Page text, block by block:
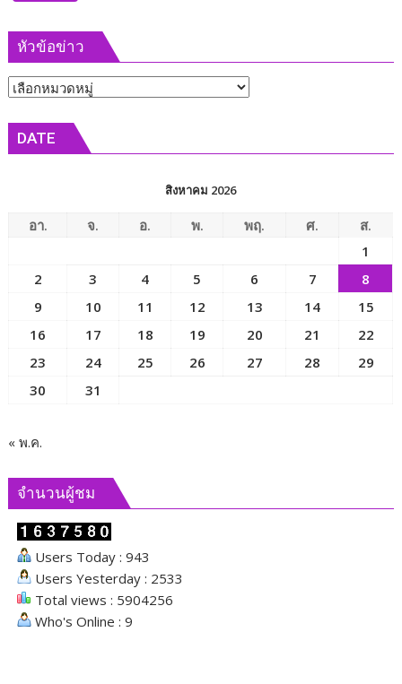
คู่อริ
ยก
ได้
หัวข้อข่าว
หัวข้อ
DATE
สิงหาคม 2026
อา. จ. อ. พ. พฤ. ศ.
ส.
1
2
3 4 5 6 7
8
9
10 11 12 13 14
15
16
17 18 19 20 21
22
23
24 25 26 27 28
29
30
31
« พ.ค.
จำนวนผู้ชม
Users Today : 943
Users Yesterday : 2533
Total views : 5904256
Who's Online : 9